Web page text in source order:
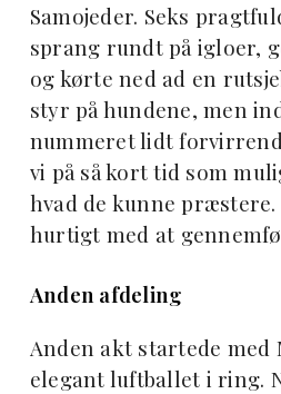
Samojeder. Seks
sprang rundt på igloer,
og kørte ned ad en
styr på hundene, men
nummeret lidt
vi på så kort tid som
hvad de kunne
hurtigt med at
Anden afdeling
Anden akt startede med
elegant luftballet i ring.